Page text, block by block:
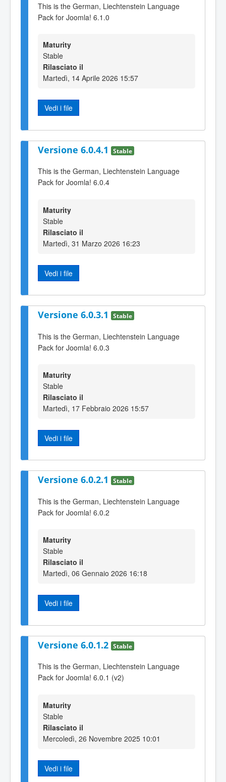
This is the German, Liechtenstein Language
Pack for Joomla! 6.1.0
Maturity
Stable
Rilasciato il
Martedì, 14 Aprile 2026 15:57
Vedi i file
Versione 6.0.4.1 Stable
This is the German, Liechtenstein Language
Pack for Joomla! 6.0.4
Maturity
Stable
Rilasciato il
Martedì, 31 Marzo 2026 16:23
Vedi i file
Versione 6.0.3.1 Stable
This is the German, Liechtenstein Language
Pack for Joomla! 6.0.3
Maturity
Stable
Rilasciato il
Martedì, 17 Febbraio 2026 15:57
Vedi i file
Versione 6.0.2.1 Stable
This is the German, Liechtenstein Language
Pack for Joomla! 6.0.2
Maturity
Stable
Rilasciato il
Martedì, 06 Gennaio 2026 16:18
Vedi i file
Versione 6.0.1.2 Stable
This is the German, Liechtenstein Language
Pack for Joomla! 6.0.1 (v2)
Maturity
Stable
Rilasciato il
Mercoledì, 26 Novembre 2025 10:01
Vedi i file